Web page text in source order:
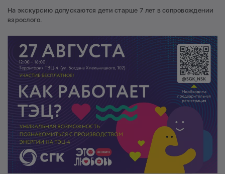
На экскурсию допускаются дети старше 7 лет в сопровождении
взрослого.